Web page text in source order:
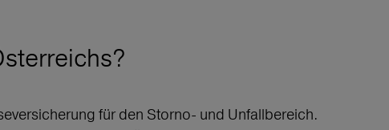
für den Storno- und Unfallbereich.